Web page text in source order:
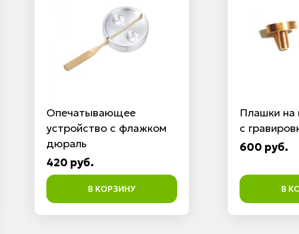
Опечатывающее
устройство с флажком
дюраль
420 руб.
В КОРЗИНУ
Плашки на
с
600 руб.
В